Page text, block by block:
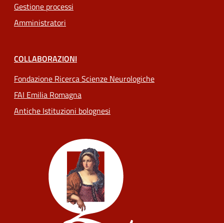
Gestione processi
Amministratori
COLLABORAZIONI
Fondazione Ricerca Scienze Neurologiche
FAI Emilia Romagna
Antiche Istituzioni bolognesi